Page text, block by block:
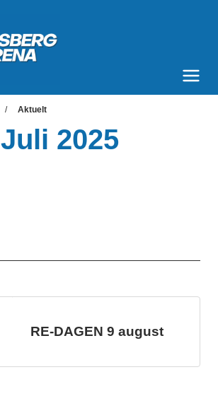
Aktuelt
Juli 2025
RE-DAGEN 9 august